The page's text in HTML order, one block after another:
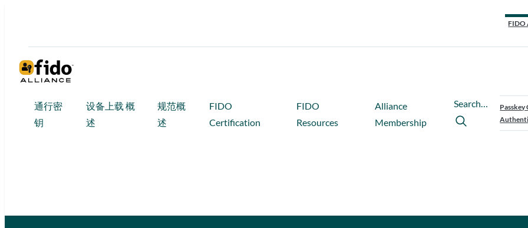
FIDO
通行密
钥
设备上载 概
述
规范概
述
FIDO
Certification
FIDO
Resources
Alliance
Membership
Search…
Passkey